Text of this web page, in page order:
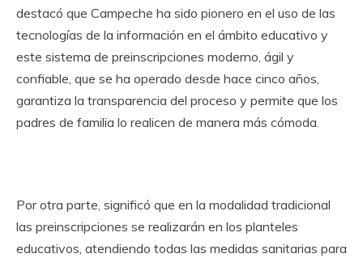
destacó que Campeche ha sido pionero en el uso de las
tecnologías de la información en el ámbito educativo y
este sistema de preinscripciones moderno, ágil y
confiable, que se ha operado desde hace cinco años,
garantiza la transparencia del proceso y permite que los
padres de familia lo realicen de manera más cómoda.
Por otra parte, significó que en la modalidad tradicional
las preinscripciones se realizarán en los planteles
educativos, atendiendo todas las medidas sanitarias para